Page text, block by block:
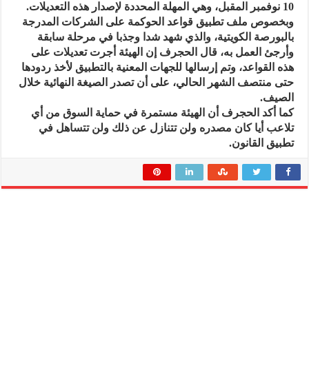
10 نوفمبر المقبل، وهي المهلة المحددة لإصدار هذه التعديلات.
وبخصوص ملف تطبيق قواعد الحوكمة على الشركات المدرجة
بالبورصة الكويتية، والذي شهد شدا وجذبا في مرحلة سابقة
وأرجئ العمل به، قال الحجرف إن الهيئة أجرت تعديلات على
هذه القواعد، وتم إرسالها للجهات المعنية بالتطبيق لأخذ ردودها
حتى منتصف الشهر الحالي، على أن تصدر الصيغة النهائية خلال
الصيف.
كما أكد الحجرف أن الهيئة مستمرة في حماية السوق من أي
تلاعب أيا كان مصدره ولن تتنازل عن ذلك ولن تتساهل في
تطبيق القانون.